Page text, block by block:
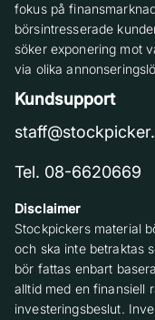
fokus på
börsintresserade
söker exponering mot
via olika
Kundsupport
Tel. 08-6620669
Disclaimer
Stockpickers material
och ska inte betraktas
bör fattas enbart
alltid med en finansiell
investeringsbeslut.